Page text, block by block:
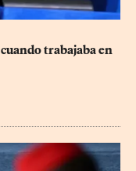
trabajaba en